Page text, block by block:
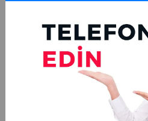
değeri öğrenme süreci tamamen
galeriler arasında sunduğumuz
politikasıyla, antika tablo
değerlendiriyoruz.
Nostaljinin Sesi:
Müziğin dijitalleşmediği, o çıtırtılı
doldurduğu dönemlere ait